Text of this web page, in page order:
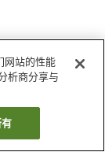
网站的性能
析商分享与